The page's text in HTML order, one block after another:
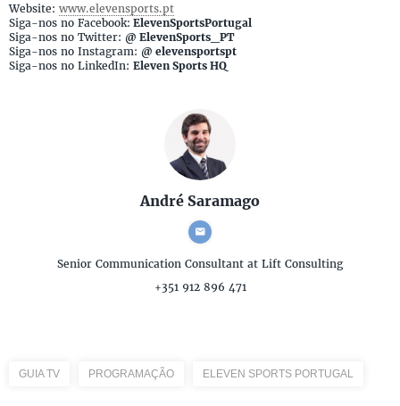
Website: www.elevensports.pt
Siga-nos no Facebook: ElevenSportsPortugal
Siga-nos no Twitter: @ ElevenSports_PT
Siga-nos no Instagram: @ elevensportspt
Siga-nos no LinkedIn: Eleven Sports HQ
André Saramago
Senior Communication Consultant at Lift Consulting
+351 912 896 471
GUIA TV PROGRAMAÇÃO ELEVEN SPORTS PORTUGAL